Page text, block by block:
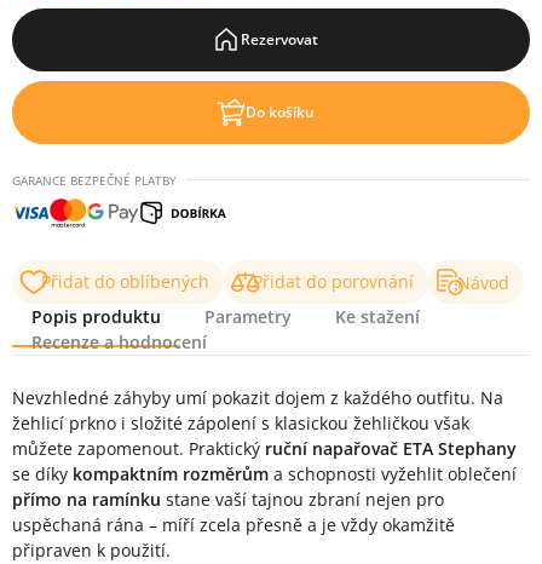
Rezervovat
Do košíku
GARANCE BEZPEČNÉ PLATBY
Přidat do oblíbených Přidat do porovnání
Návod
Popis produktu
Parametry
Ke stažení
Recenze a hodnocení
Popis produktu
Nevzhledné záhyby umí pokazit dojem z každého outfitu. Na
žehlicí prkno i složité zápolení s klasickou žehličkou však
můžete zapomenout. Praktický ruční napařovač ETA Stephany
se díky kompaktním rozměrům a schopnosti vyžehlit oblečení
přímo na ramínku stane vaší tajnou zbraní nejen pro
uspěchaná rána – míří zcela přesně a je vždy okamžitě
připraven k použití.